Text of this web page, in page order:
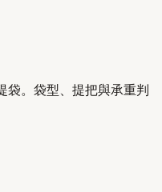
袋。袋型、提把與承重判